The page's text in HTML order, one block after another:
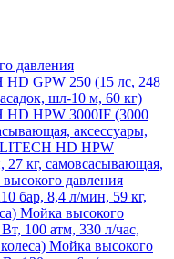
давления
GPW 250 (15 лс, 248
шл-10 м, 60 кг)
HD HPW 3000IF (3000
аксессуары,
HD HPW
27 кг, самовсасывающая,
давления
бар, 8,4 л/мин, 59 кг,
Мойка высокого
100 атм, 330 л/час,
Мойка высокого